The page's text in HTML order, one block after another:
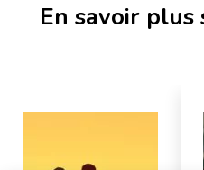
En savoir